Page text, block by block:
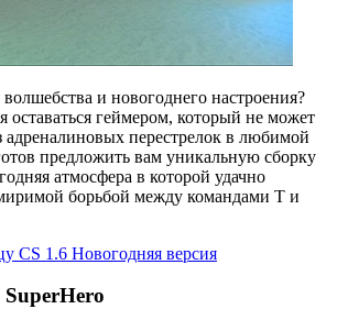
и новогоднего настроения?
оставаться геймером, который не может
адреналиновых перестрелок в любимой
предложить вам уникальную сборку
атмосфера в которой удачно
борьбой между командами T и
CS 1.6 Новогодняя версия
SuperHero